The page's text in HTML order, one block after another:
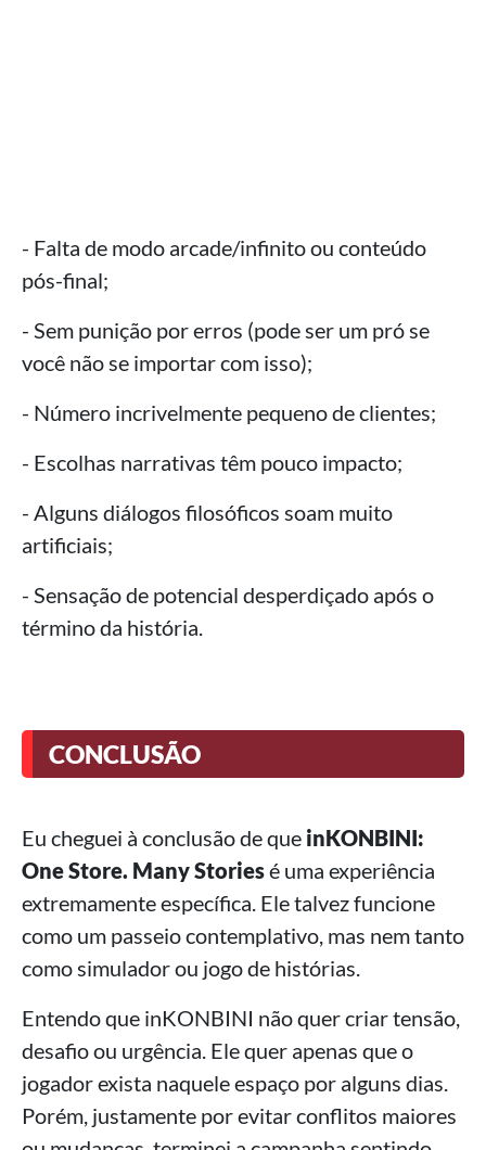
- Falta de modo arcade/infinito ou conteúdo
pós-final;
- Sem punição por erros (pode ser um pró se
você não se importar com isso);
- Número incrivelmente pequeno de clientes;
- Escolhas narrativas têm pouco impacto;
- Alguns diálogos filosóficos soam muito
artificiais;
- Sensação de potencial desperdiçado após o
término da história.
CONCLUSÃO
Eu cheguei à conclusão de que inKONBINI:
One Store. Many Storiesé uma experiência
extremamente específica. Ele talvez funcione
como um passeio contemplativo, mas nem tanto
como simulador ou jogo de histórias.
Entendo que inKONBINI não quer criar tensão,
desafio ou urgência. Ele quer apenas que o
jogador exista naquele espaço por alguns dias.
Porém, justamente por evitar conflitos maiores